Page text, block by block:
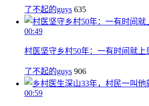
了不起的guys 635
00:49
村医坚守乡村50年：一有时间就
了不起的guys 906
00:59